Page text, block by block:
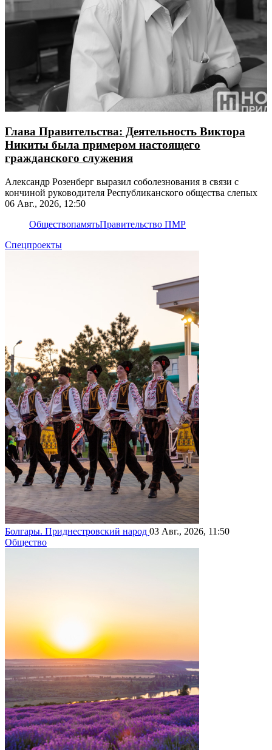
Глава Правительства: Деятельность Виктора
Никиты была примером настоящего
гражданского служения
Александр Розенберг выразил соболезнования в связи с
кончиной руководителя Республиканского общества слепых
06 Авг., 2026, 12:50
ОбществопамятьПравительство ПМР
Спецпроекты
Болгары. Приднестровский народ 03 Авг., 2026, 11:50
Общество